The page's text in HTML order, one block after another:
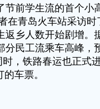
前学生流的首个小
在青岛火车站采访
返乡人数开始剧增。
分民工流乘车高峰，
，铁路春运也正式
车票。